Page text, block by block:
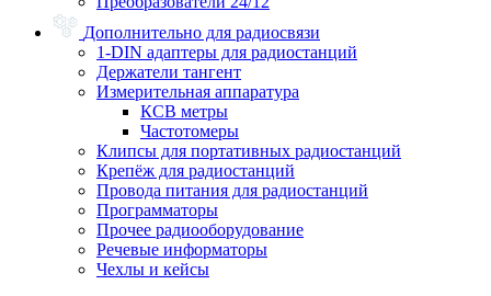
Дополнительно для радиосвязи
1-DIN адаптеры для радиостанций
Держатели тангент
Измерительная аппаратура
КСВ метры
Частотомеры
Клипсы для портативных радиостанций
Крепёж для радиостанций
Провода питания для радиостанций
Программаторы
Прочее радиооборудование
Речевые информаторы
Чехлы и кейсы